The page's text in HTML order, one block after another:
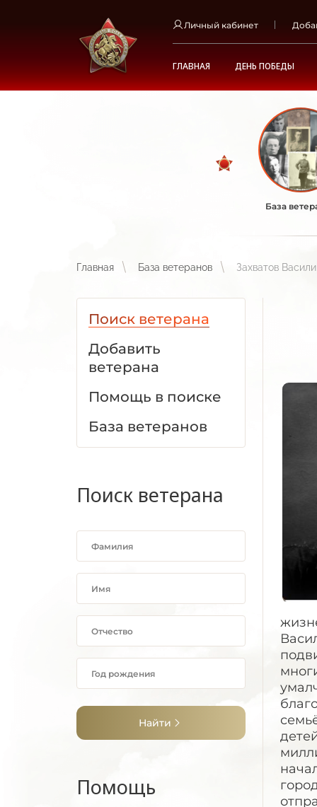
Личный кабинет
ГЛАВНАЯ ДЕНЬ ПОБЕДЫ
База
Главная База ветеранов Захватов
Поиск ветерана
Добавить
ветерана
Помощь в поиске
База ветеранов
Поиск ветерана
Найти
Помощь